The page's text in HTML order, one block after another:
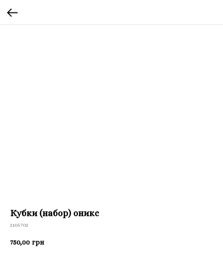
Кубки (набор) оникс
2105702
750,00 грн